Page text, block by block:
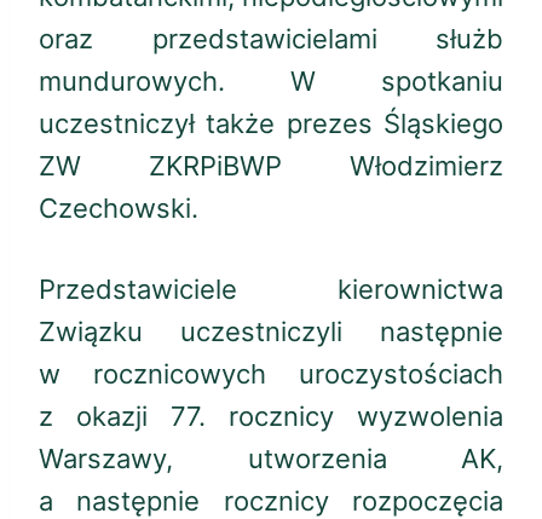
oraz przedstawicielami służb
mundurowych. W spotkaniu
uczestniczył także prezes Śląskiego
ZW ZKRPiBWP Włodzimierz
Czechowski.
Przedstawiciele kierownictwa
Związku uczestniczyli następnie
w rocznicowych uroczystościach
z okazji 77. rocznicy wyzwolenia
Warszawy, utworzenia AK,
a następnie rocznicy rozpoczęcia